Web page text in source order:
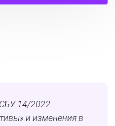
14/2022
и изменения в